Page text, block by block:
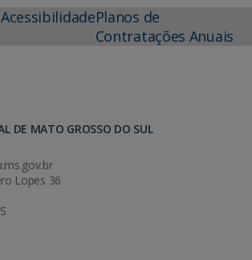
AcessibilidadePlanos de
Contratações Anuais
DE MATO GROSSO DO SUL
Lopes 36